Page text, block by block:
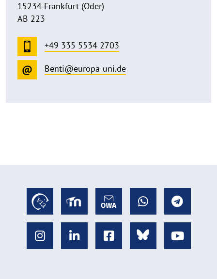
15234 Frankfurt (Oder)
AB 223
+49 335 5534 2703
Benti@europa-uni.de